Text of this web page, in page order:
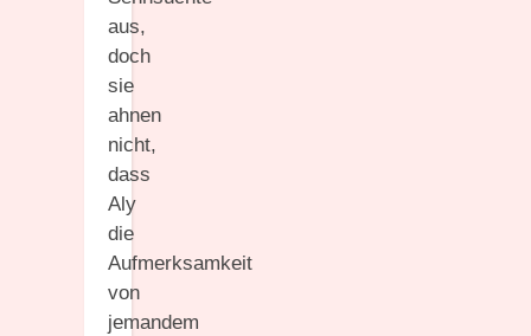
aus,
doch
sie
ahnen
nicht,
dass
Aly
die
Aufmerksamkeit
von
jemandem